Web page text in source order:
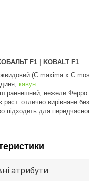
F1 | KOBALT F1
(C.maxima x
, диня, кавун
раннешний, нежели Ферро
раст. отлично вирівняне
підходить для
атрибути